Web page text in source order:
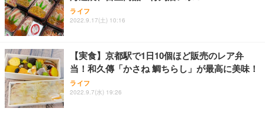
ライフ
2022.9.17(土) 10:16
【実食】京都駅で1日10個ほど販売のレア弁
当！和久傳「かさね 鯛ちらし」が最高に美味！
ライフ
2022.9.7(水) 19:26